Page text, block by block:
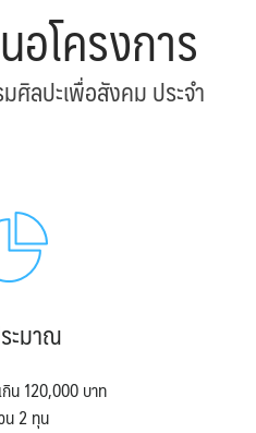
นหนังสือ-ตำราปีงบประมาณ 2565
มาณ 2565
วามทางด้านศิลปกรรม ในระบบ
อโครงการ
ศิลปะเพื่อสังคม ประจำ
ะมาณ
กิน 120,000 บาท
น 2 ทุน